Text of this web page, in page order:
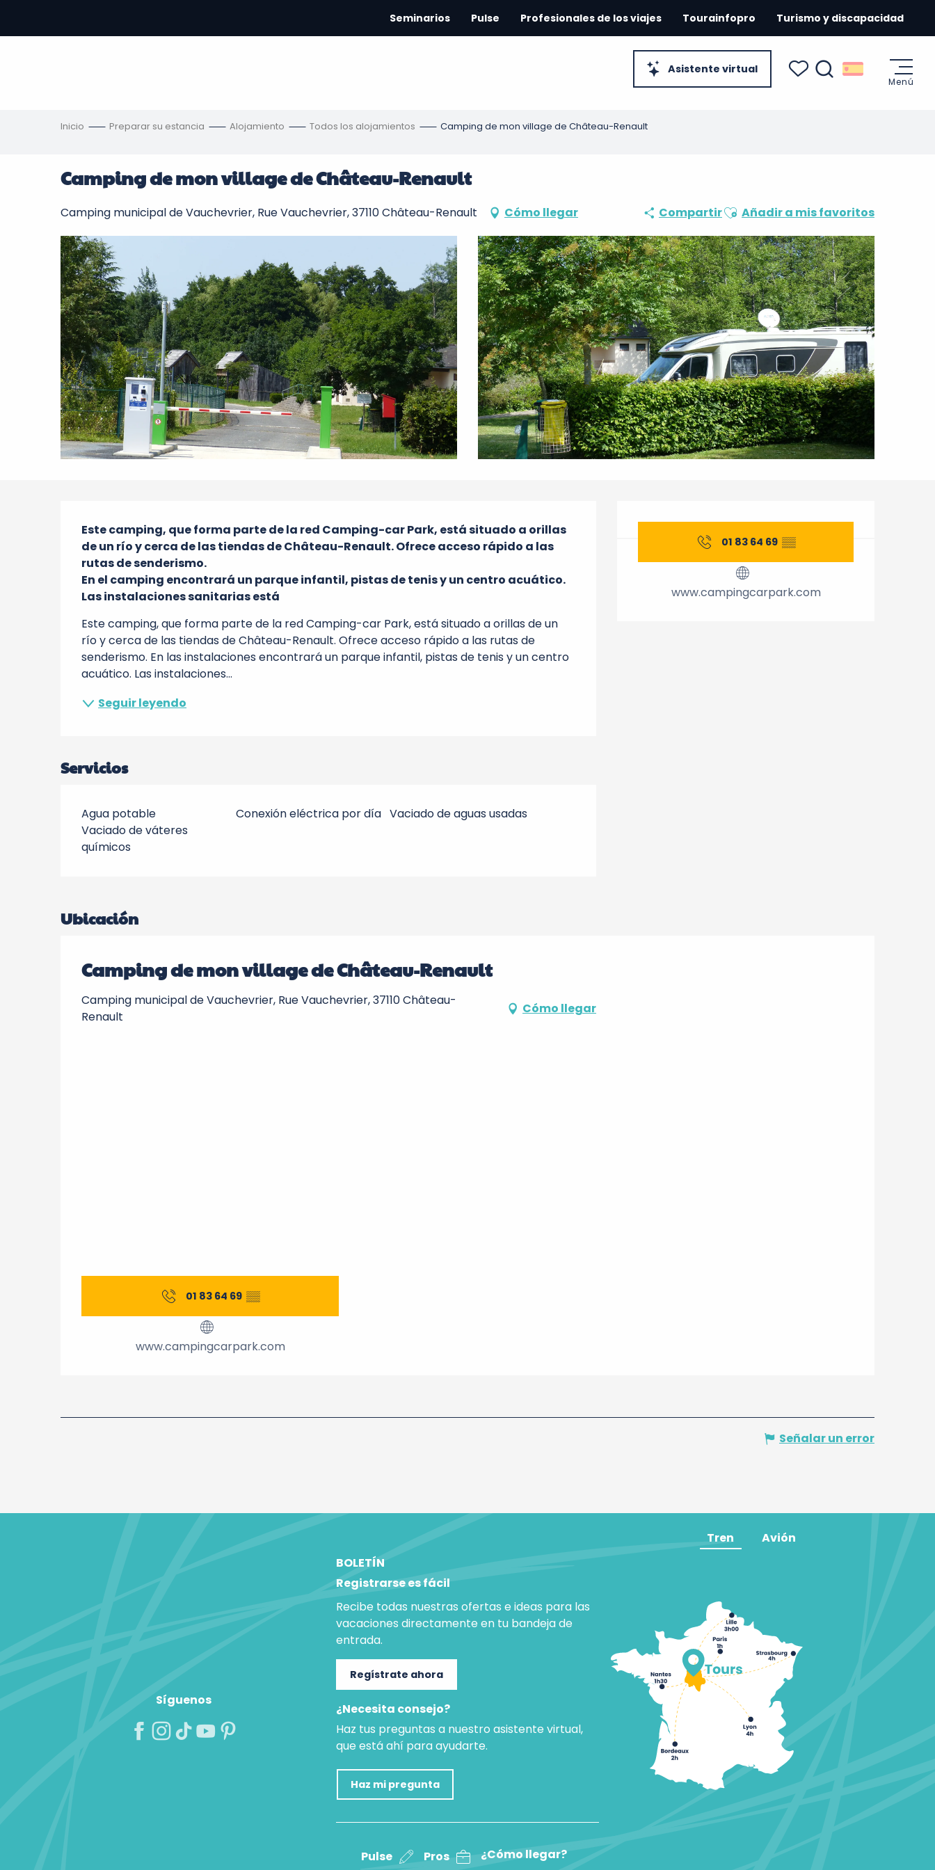
contenu
Asistente virtual
Seminarios Pulse Profesionales de los viajes Tourainfopro Turismo y discapacidad
Menú
Inicio Preparar su estancia Alojamiento Todos los alojamientos Camping de mon village de Château-Renault
Camping de mon village de Château-Renault
Camping municipal de Vauchevrier, Rue Vauchevrier, 37110 Château-Renault Cómo llegar CompartirAjouter aux favoris
Añadir a mis favoritos
Horarios y datos de
01 83 64 69 ▒▒
www.campingcarpark.com
Descripción
Este camping, que forma parte de la red Camping-car Park, está situado a orillas
de un río y cerca de las tiendas de Château-Renault. Ofrece acceso rápido a las
rutas de senderismo.
En el camping encontrará un parque infantil, pistas de tenis y un centro acuático.
Las instalaciones sanitarias está
Este camping, que forma parte de la red Camping-car Park, está situado a orillas de un
río y cerca de las tiendas de Château-Renault. Ofrece acceso rápido a las rutas de
senderismo. En las instalaciones encontrará un parque infantil, pistas de tenis y un centro
acuático. Las instalaciones...
Seguir leyendo
Servicios
Agua potable Conexión eléctrica por día Vaciado de aguas usadas
Vaciado de váteres
químicos
Ubicación
Camping de mon village de Château-Renault
Camping municipal de Vauchevrier, Rue Vauchevrier, 37110 Château-
Renault
Cómo llegar
01 83 64 69 ▒▒
www.campingcarpark.com
Señalar un error
Síguenos
BOLETÍN
Registrarse es fácil
Recibe todas nuestras ofertas e ideas para las
vacaciones directamente en tu bandeja de
entrada.
Regístrate ahora
¿Necesita consejo?
Haz tus preguntas a nuestro asistente virtual,
que está ahí para ayudarte.
Haz mi pregunta
Pulse Pros ¿Cómo llegar?
Tren Avión